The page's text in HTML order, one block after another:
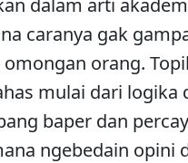
dalam arti
caranya gak
orang.
mulai dari logika
baper dan
ngebedain opini